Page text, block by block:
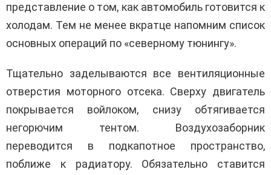
представление о том, как автомобиль готовится к
холодам. Тем не менее вкратце напомним список
основных операций по «северному тюнингу».
Тщательно заделываются все вентиляционные
отверстия моторного отсека. Сверху двигатель
покрывается войлоком, снизу обтягивается
негорючим тентом. Воздухозаборник
переводится в подкапотное пространство,
поближе к радиатору. Обязательно ставится